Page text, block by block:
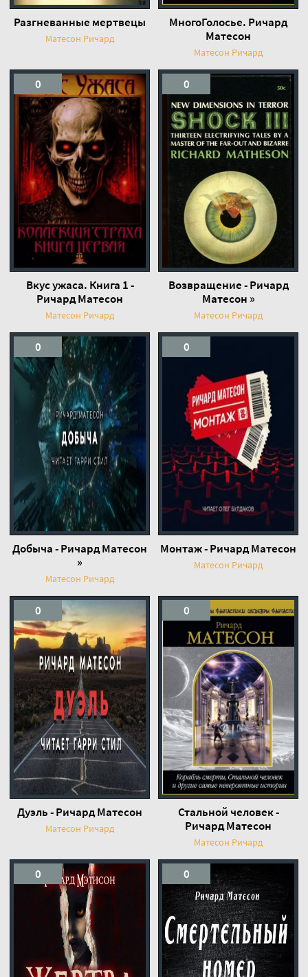
Разгневанные мертвецы
Матесон Ричард
МногоГолосье. Ричард
Матесон
Матесон Ричард
0
Вкус ужаса. Книга 1 -
Ричард Матесон
Матесон Ричард
0
Возвращение - Ричард
Матесон »
Матесон Ричард
0
Добыча - Ричард Матесон
»
Матесон Ричард
0
Монтаж - Ричард Матесон
Матесон Ричард
0
Дуэль - Ричард Матесон
Матесон Ричард
0
Стальной человек -
Ричард Матесон
Матесон Ричард
0 0